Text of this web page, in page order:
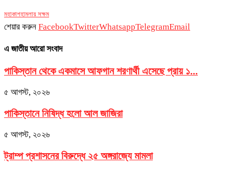
মহাকাশহামলায় সক্ষম
শেয়ার করুন FacebookTwitterWhatsappTelegramEmail
এ জাতীয় আরো সংবাদ
পাকিস্তান থেকে একমাসে আফগান শরণার্থী এসেছে প্রায় ১...
৫ আগস্ট, ২০২৬
পাকিস্তানে নিষিদ্ধ হলো আল জাজিরা
৫ আগস্ট, ২০২৬
ট্রাম্প প্রশাসনের বিরুদ্ধে ২৫ অঙ্গরাজ্যে মামলা